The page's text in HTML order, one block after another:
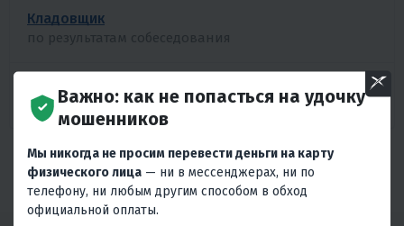
Кладовщик
по результатам собеседования
по результатам собеседования
БОЛЬШЕ ВАКАНСИЙ
Важно: как не попасться на удочку
мошенников
Мы никогда не просим перевести деньги на карту
физического лица — ни в мессенджерах, ни по
телефону, ни любым другим способом в обход
официальной оплаты.